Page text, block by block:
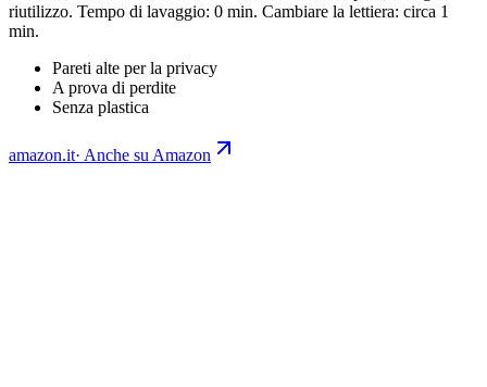
riutilizzo. Tempo di lavaggio: 0 min. Cambiare la lettiera: circa 1
min.
Pareti alte per la privacy
A prova di perdite
Senza plastica
amazon.it· Anche su Amazon